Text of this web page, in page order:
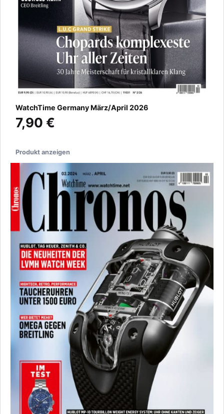
WatchTime Germany März/April 2026
7,90 €
Produkt anzeigen